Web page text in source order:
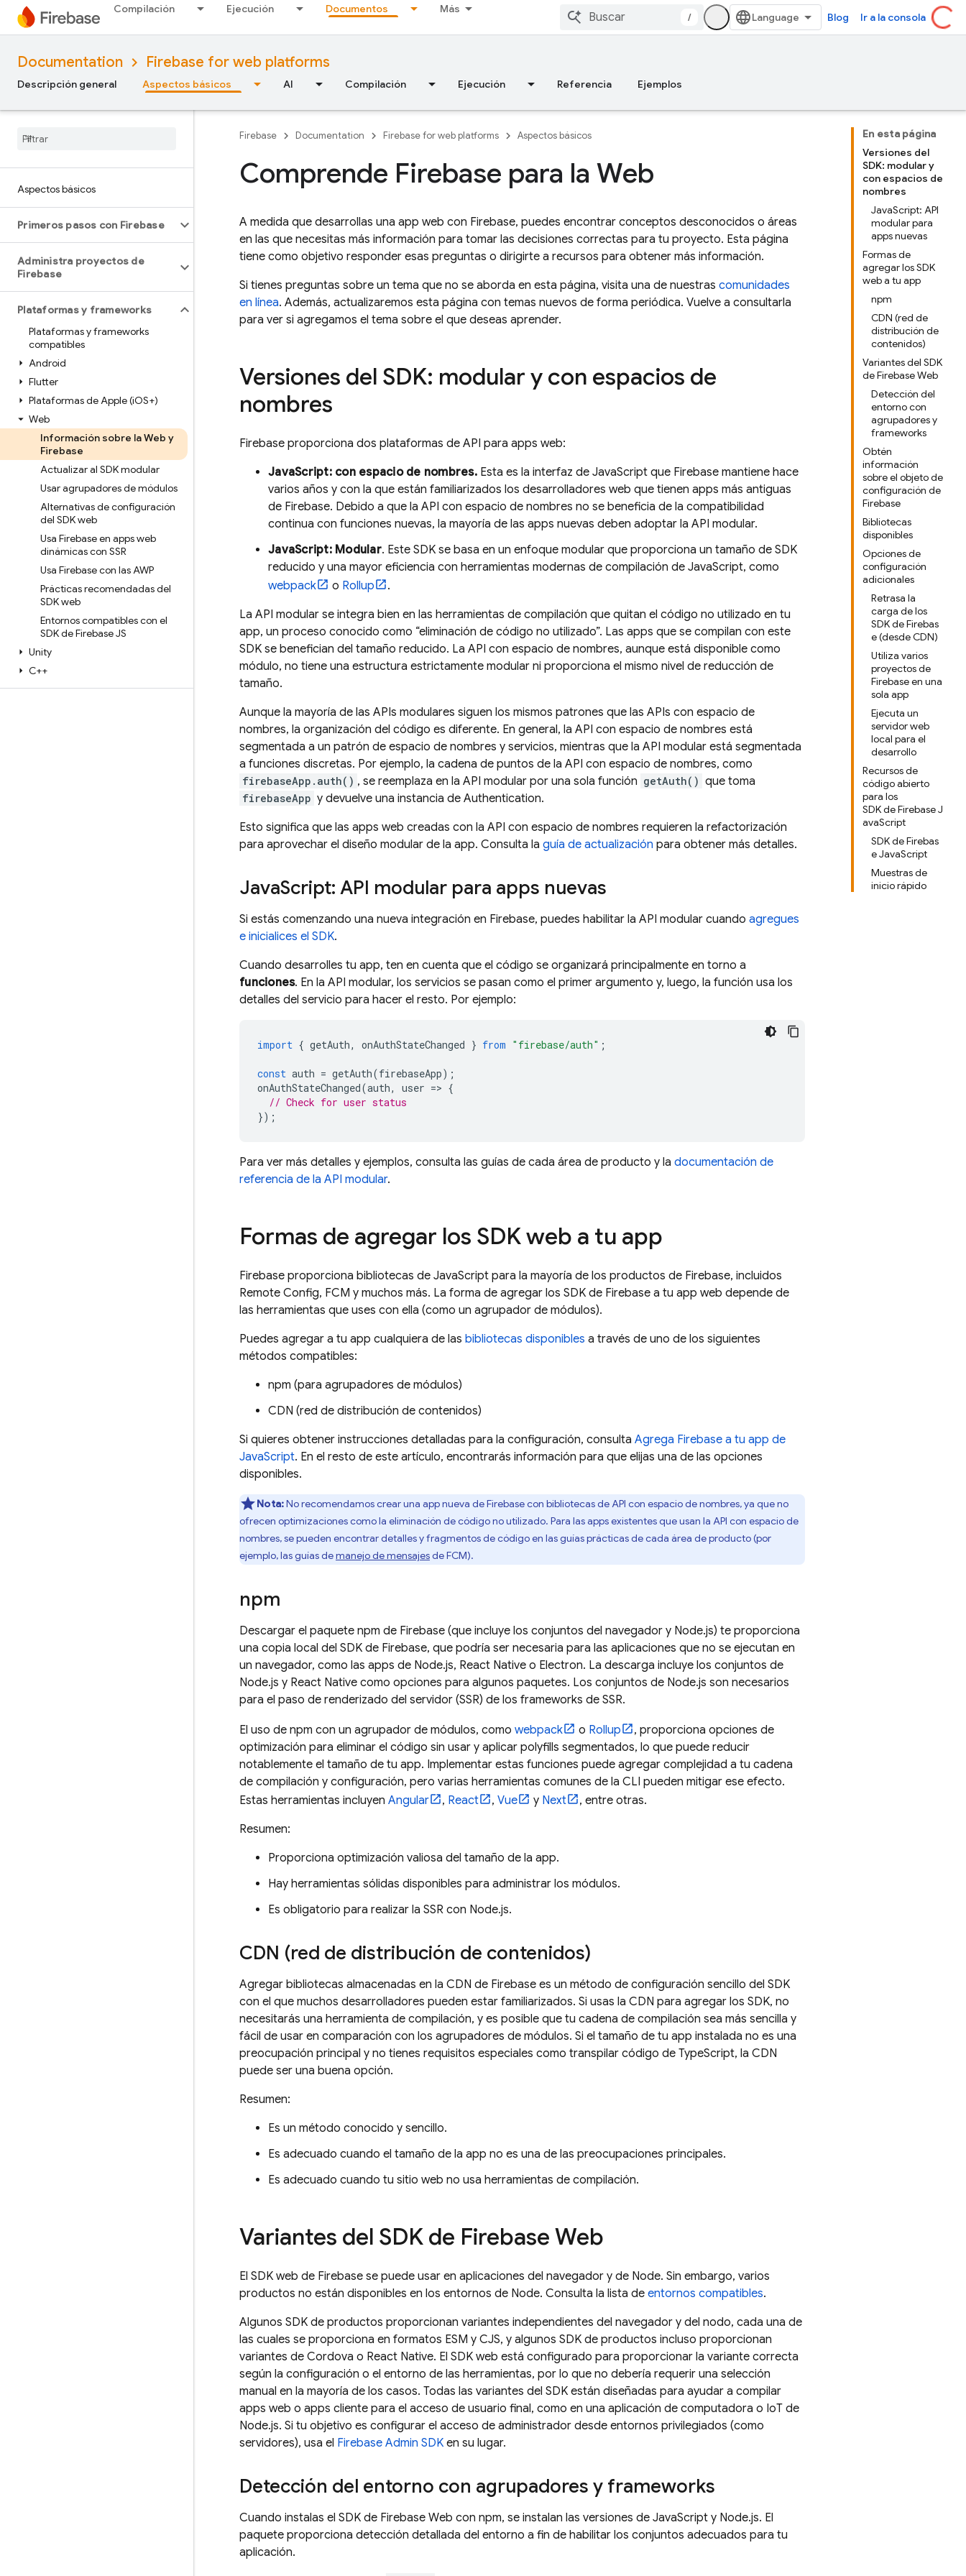
Compilación Ejecución Documentos Más
/ Blog Ir a la consola
Documentation Firebase for web platforms
Descripción general Aspectos básicos AI Compilación Ejecución Referencia Ejemplos
Aspectos básicos
Primeros pasos con Firebase
Administra proyectos de
Firebase
Plataformas y frameworks
Plataformas y frameworks
compatibles
Android
Flutter
Plataformas de Apple (iOS+)
Web
Información sobre la Web y
Firebase
Actualizar al SDK modular
Usar agrupadores de módulos
Alternativas de configuración
del SDK web
Usa Firebase en apps web
dinámicas con SSR
Usa Firebase con las AWP
Prácticas recomendadas del
SDK web
Entornos compatibles con el
SDK de Firebase JS
Unity
C++
En esta página
Versiones del
SDK: modular y
con espacios de
nombres
JavaScript: API
modular para
apps nuevas
Formas de
agregar los SDK
web a tu app
npm
CDN (red de
distribución de
contenidos)
Variantes del SDK
de Firebase Web
Detección del
entorno con
agrupadores y
frameworks
Obtén
información
sobre el objeto de
configuración de
Firebase
Bibliotecas
disponibles
Opciones de
configuración
adicionales
Retrasa la
carga de los
SDK de Firebas
e (desde CDN)
Utiliza varios
proyectos de
Firebase en una
sola app
Ejecuta un
servidor web
local para el
desarrollo
Recursos de
código abierto
para los
SDK de Firebase J
avaScript
SDK de Firebas
e JavaScript
Muestras de
inicio rápido
Firebase Documentation Firebase for web platforms Aspectos básicos
Comprende Firebase para la Web
A medida que desarrollas una app web con Firebase, puedes encontrar conceptos desconocidos o áreas
en las que necesitas más información para tomar las decisiones correctas para tu proyecto. Esta página
tiene como objetivo responder esas preguntas o dirigirte a recursos para obtener más información.
Si tienes preguntas sobre un tema que no se aborda en esta página, visita una de nuestras comunidades
en línea. Además, actualizaremos esta página con temas nuevos de forma periódica. Vuelve a consultarla
para ver si agregamos el tema sobre el que deseas aprender.
Versiones del SDK: modular y con espacios de
nombres
Firebase proporciona dos plataformas de API para apps web:
JavaScript: con espacio de nombres.Esta es la interfaz de JavaScript que Firebase mantiene hace
varios años y con la que están familiarizados los desarrolladores web que tienen apps más antiguas
de Firebase. Debido a que la API con espacio de nombres no se beneficia de la compatibilidad
continua con funciones nuevas, la mayoría de las apps nuevas deben adoptar la API modular.
JavaScript: Modular. Este SDK se basa en un enfoque modular que proporciona un tamaño de SDK
reducido y una mayor eficiencia con herramientas modernas de compilación de JavaScript, como
webpack
o Rollup
.
La API modular se integra bien en las herramientas de compilación que quitan el código no utilizado en tu
app, un proceso conocido como “eliminación de código no utilizado”. Las apps que se compilan con este
SDK se benefician del tamaño reducido. La API con espacio de nombres, aunque está disponible como
módulo, no tiene una estructura estrictamente modular ni proporciona el mismo nivel de reducción de
tamaño.
Aunque la mayoría de las APIs modulares siguen los mismos patrones que las APIs con espacio de
nombres, la organización del código es diferente. En general, la API con espacio de nombres está
segmentada a un patrón de espacio de nombres y servicios, mientras que la API modular está segmentada
a funciones discretas. Por ejemplo, la cadena de puntos de la API con espacio de nombres, como
firebaseApp.auth() , se reemplaza en la API modular por una sola función getAuth() que toma
firebaseApp y devuelve una instancia de Authentication.
Esto significa que las apps web creadas con la API con espacio de nombres requieren la refactorización
para aprovechar el diseño modular de la app. Consulta la guía de actualización para obtener más detalles.
JavaScript: API modular para apps nuevas
Si estás comenzando una nueva integración en Firebase, puedes habilitar la API modular cuando agregues
e inicialices el SDK.
Cuando desarrolles tu app, ten en cuenta que el código se organizará principalmente en torno a
funciones. En la API modular, los servicios se pasan como el primer argumento y, luego, la función usa los
detalles del servicio para hacer el resto. Por ejemplo:
import { getAuth, onAuthStateChanged } from "firebase/auth" ;
const auth = getAuth(firebaseApp);
onAuthStateChanged(auth, user => {
// Check for user status
});
Para ver más detalles y ejemplos, consulta las guías de cada área de producto y la documentación de
referencia de la API modular.
Formas de agregar los SDK web a tu app
Firebase proporciona bibliotecas de JavaScript para la mayoría de los productos de Firebase, incluidos
Remote Config, FCM y muchos más. La forma de agregar los SDK de Firebase a tu app web depende de
las herramientas que uses con ella (como un agrupador de módulos).
Puedes agregar a tu app cualquiera de las bibliotecas disponibles a través de uno de los siguientes
métodos compatibles:
npm (para agrupadores de módulos)
CDN (red de distribución de contenidos)
Si quieres obtener instrucciones detalladas para la configuración, consulta Agrega Firebase a tu app de
JavaScript. En el resto de este artículo, encontrarás información para que elijas una de las opciones
disponibles.
Nota:No recomendamos crear una app nueva de Firebase con bibliotecas de API con espacio de nombres, ya que no
ofrecen optimizaciones como la eliminación de código no utilizado. Para las apps existentes que usan la API con espacio de
nombres, se pueden encontrar detalles y fragmentos de código en las guías prácticas de cada área de producto (por
ejemplo, las guías demanejo de mensajesdeFCM).
npm
Descargar el paquete npm de Firebase (que incluye los conjuntos del navegador y Node.js) te proporciona
una copia local del SDK de Firebase, que podría ser necesaria para las aplicaciones que no se ejecutan en
un navegador, como las apps de Node.js, React Native o Electron. La descarga incluye los conjuntos de
Node.js y React Native como opciones para algunos paquetes. Los conjuntos de Node.js son necesarios
para el paso de renderizado del servidor (SSR) de los frameworks de SSR.
El uso de npm con un agrupador de módulos, como webpack o Rollup
, proporciona opciones de
optimización para eliminar el código sin usar y aplicar polyfills segmentados, lo que puede reducir
notablemente el tamaño de tu app. Implementar estas funciones puede agregar complejidad a tu cadena
de compilación y configuración, pero varias herramientas comunes de la CLI pueden mitigar ese efecto.
Estas herramientas incluyen Angular , React , Vue y Next
, entre otras.
Resumen:
Proporciona optimización valiosa del tamaño de la app.
Hay herramientas sólidas disponibles para administrar los módulos.
Es obligatorio para realizar la SSR con Node.js.
CDN (red de distribución de contenidos)
Agregar bibliotecas almacenadas en la CDN de Firebase es un método de configuración sencillo del SDK
con el que muchos desarrolladores pueden estar familiarizados. Si usas la CDN para agregar los SDK, no
necesitarás una herramienta de compilación, y es posible que tu cadena de compilación sea más sencilla y
fácil de usar en comparación con los agrupadores de módulos. Si el tamaño de tu app instalada no es una
preocupación principal y no tienes requisitos especiales como transpilar código de TypeScript, la CDN
puede ser una buena opción.
Resumen:
Es un método conocido y sencillo.
Es adecuado cuando el tamaño de la app no es una de las preocupaciones principales.
Es adecuado cuando tu sitio web no usa herramientas de compilación.
Variantes del SDK de Firebase Web
El SDK web de Firebase se puede usar en aplicaciones del navegador y de Node. Sin embargo, varios
productos no están disponibles en los entornos de Node. Consulta la lista de entornos compatibles.
Algunos SDK de productos proporcionan variantes independientes del navegador y del nodo, cada una de
las cuales se proporciona en formatos ESM y CJS, y algunos SDK de productos incluso proporcionan
variantes de Cordova o React Native. El SDK web está configurado para proporcionar la variante correcta
según la configuración o el entorno de las herramientas, por lo que no debería requerir una selección
manual en la mayoría de los casos. Todas las variantes del SDK están diseñadas para ayudar a compilar
apps web o apps cliente para el acceso de usuario final, como en una aplicación de computadora o IoT de
Node.js. Si tu objetivo es configurar el acceso de administrador desde entornos privilegiados (como
servidores), usa el Firebase Admin SDK en su lugar.
Detección del entorno con agrupadores y frameworks
Cuando instalas el SDK de Firebase Web con npm, se instalan las versiones de JavaScript y Node.js. El
paquete proporciona detección detallada del entorno a fin de habilitar los conjuntos adecuados para tu
aplicación.